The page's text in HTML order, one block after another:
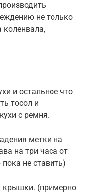
не только
коленвала,
и остальное что
тосол и
с ремня.
метки на
на три часа от
не ставить)
крышки. (примерно